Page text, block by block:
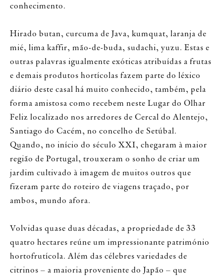
conhecimento.
Hirado butan, curcuma de Java, kumquat, laranja de
mié, lima kaffir, mão-de-buda, sudachi, yuzu. Estas e
outras palavras igualmente exóticas atribuídas a frutas
e demais produtos hortícolas fazem parte do léxico
diário deste casal há muito conhecido, também, pela
forma amistosa como recebem neste Lugar do Olhar
Feliz localizado nos arredores de Cercal do Alentejo,
Santiago do Cacém, no concelho de Setúbal.
Quando, no início do século XXI, chegaram à maior
região de Portugal, trouxeram o sonho de criar um
jardim cultivado à imagem de muitos outros que
fizeram parte do roteiro de viagens traçado, por
ambos, mundo afora.
Volvidas quase duas décadas, a propriedade de 33
quatro hectares reúne um impressionante património
hortofrutícola. Além das célebres variedades de
citrinos – a maioria proveniente do Japão – que